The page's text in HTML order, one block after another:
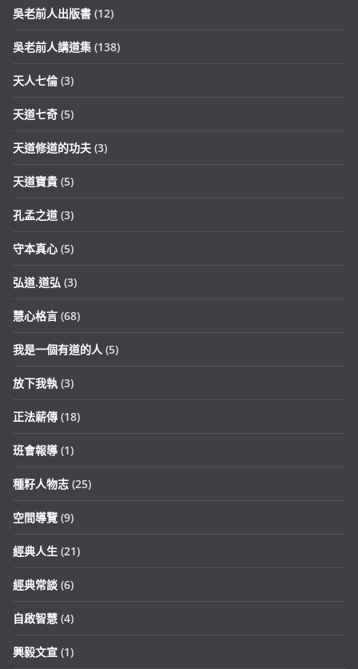
吳老前人出版書 (12)
吳老前人講道集 (138)
天人七倫 (3)
天道七奇 (5)
天道修道的功夫 (3)
天道寶貴 (5)
孔孟之道 (3)
守本真心 (5)
弘道.道弘 (3)
慧心格言 (68)
我是一個有道的人 (5)
放下我執 (3)
正法薪傳 (18)
班會報導 (1)
種籽人物志 (25)
空間導覽 (9)
經典人生 (21)
經典常談 (6)
自啟智慧 (4)
興毅文宣 (1)